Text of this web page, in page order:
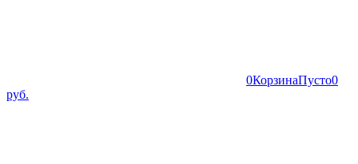
0КорзинаПусто0
руб.